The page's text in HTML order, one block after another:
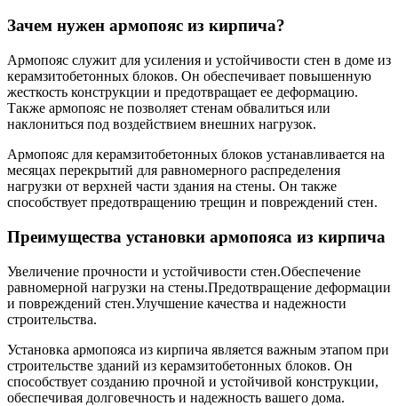
Зачем нужен армопояс из кирпича?
Армопояс служит для усиления и устойчивости стен в доме из
керамзитобетонных блоков. Он обеспечивает повышенную
жесткость конструкции и предотвращает ее деформацию.
Также армопояс не позволяет стенам обвалиться или
наклониться под воздействием внешних нагрузок.
Армопояс для керамзитобетонных блоков устанавливается на
месяцах перекрытий для равномерного распределения
нагрузки от верхней части здания на стены. Он также
способствует предотвращению трещин и повреждений стен.
Преимущества установки армопояса из кирпича
Увеличение прочности и устойчивости стен.Обеспечение
равномерной нагрузки на стены.Предотвращение деформации
и повреждений стен.Улучшение качества и надежности
строительства.
Установка армопояса из кирпича является важным этапом при
строительстве зданий из керамзитобетонных блоков. Он
способствует созданию прочной и устойчивой конструкции,
обеспечивая долговечность и надежность вашего дома.